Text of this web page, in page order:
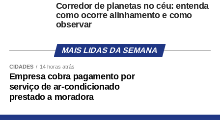
Corredor de planetas no céu: entenda
como ocorre alinhamento e como
observar
MAIS LIDAS DA SEMANA
CIDADES 14 horas atrás
Empresa cobra pagamento por
serviço de ar-condicionado
prestado a moradora